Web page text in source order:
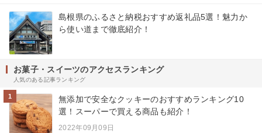
島根県のふるさと納税おすすめ返礼品5選！魅力か
ら使い道まで徹底紹介！
お菓子・スイーツのアクセスランキング
人気のある記事ランキング
1
無添加で安全なクッキーのおすすめランキング10
選！スーパーで買える商品も紹介！
2022年09月09日